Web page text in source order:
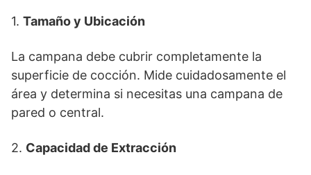
1. Tamaño y Ubicación
La campana debe cubrir completamente la
superficie de cocción. Mide cuidadosamente el
área y determina si necesitas una campana de
pared o central.
2. Capacidad de Extracción